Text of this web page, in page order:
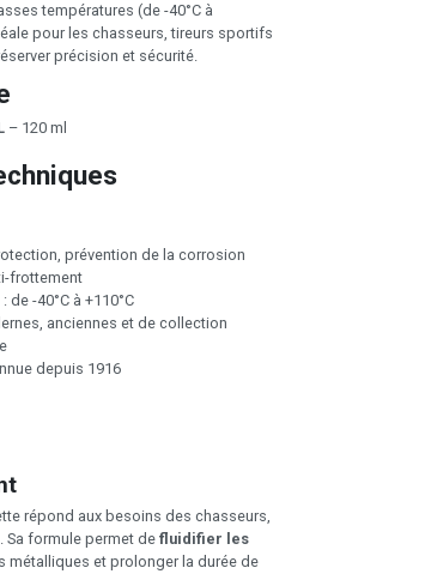
températures (de -40°C à
pour les chasseurs, tireurs sportifs
précision et sécurité.
– 120 ml
prévention de la corrosion
frottement
: de -40°C à +110°C
anciennes et de collection
depuis 1916
répond aux besoins des chasseurs,
formule permet de fluidifier les
métalliques et prolonger la durée de